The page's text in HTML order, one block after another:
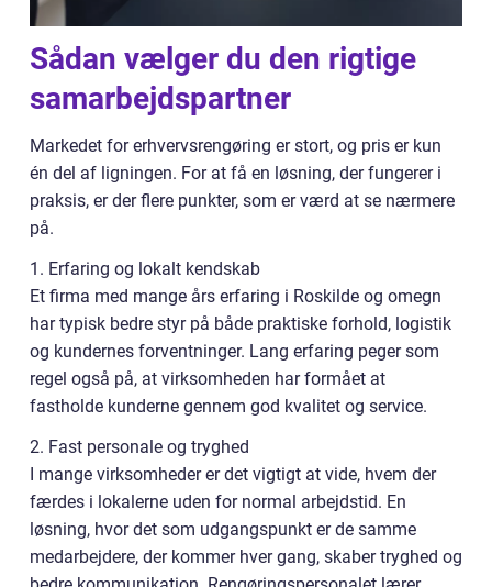
Sådan vælger du den rigtige
samarbejdspartner
Markedet for erhvervsrengøring er stort, og pris er kun
én del af ligningen. For at få en løsning, der fungerer i
praksis, er der flere punkter, som er værd at se nærmere
på.
1. Erfaring og lokalt kendskab
Et firma med mange års erfaring i Roskilde og omegn
har typisk bedre styr på både praktiske forhold, logistik
og kundernes forventninger. Lang erfaring peger som
regel også på, at virksomheden har formået at
fastholde kunderne gennem god kvalitet og service.
2. Fast personale og tryghed
I mange virksomheder er det vigtigt at vide, hvem der
færdes i lokalerne uden for normal arbejdstid. En
løsning, hvor det som udgangspunkt er de samme
medarbejdere, der kommer hver gang, skaber tryghed og